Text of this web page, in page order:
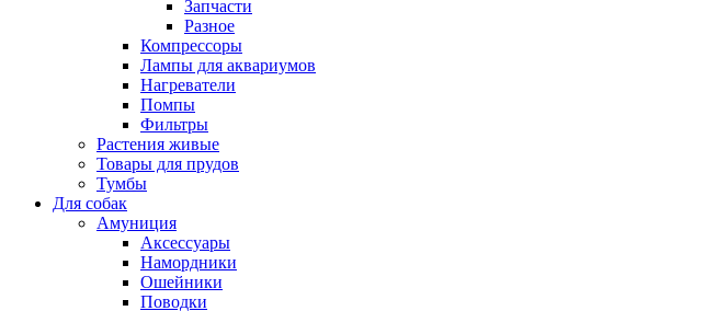
Запчасти
Разное
Компрессоры
Лампы для аквариумов
Нагреватели
Помпы
Фильтры
Растения живые
Товары для прудов
Тумбы
Для собак
Амуниция
Аксессуары
Намордники
Ошейники
Поводки